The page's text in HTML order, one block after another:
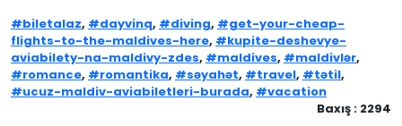
#biletalaz, #dayvinq, #diving, #get-your-cheap-
flights-to-the-maldives-here, #kupite-deshevye-
aviabilety-na-maldivy-zdes, #maldives, #maldivlər,
#romance, #romantika, #səyahət, #travel, #tətil,
#ucuz-maldiv-aviabiletleri-burada, #vacation
Baxış : 2294